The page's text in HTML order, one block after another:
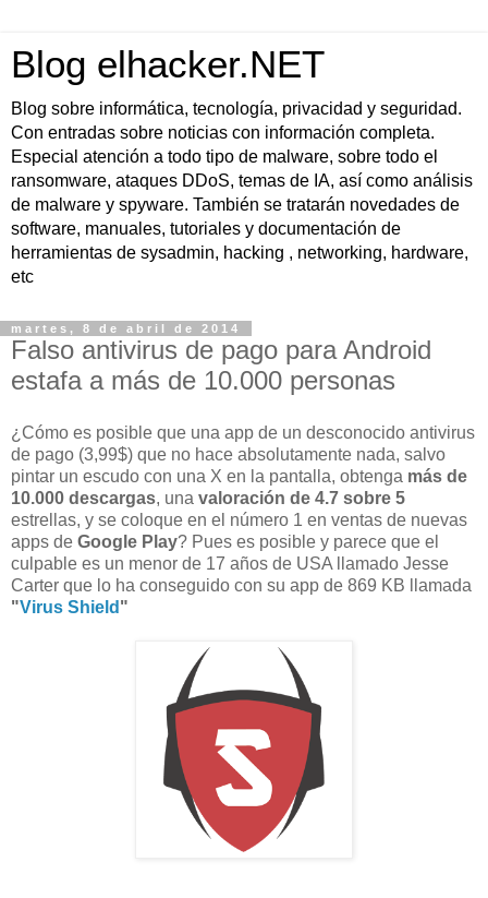
Blog elhacker.NET
Blog sobre informática, tecnología, privacidad y seguridad.
Con entradas sobre noticias con información completa.
Especial atención a todo tipo de malware, sobre todo el
ransomware, ataques DDoS, temas de IA, así como análisis
de malware y spyware. También se tratarán novedades de
software, manuales, tutoriales y documentación de
herramientas de sysadmin, hacking , networking, hardware,
etc
martes, 8 de abril de 2014
Falso antivirus de pago para Android
estafa a más de 10.000 personas
¿Cómo es posible que una app de un desconocido antivirus
de pago (3,99$) que no hace absolutamente nada, salvo
pintar un escudo con una X en la pantalla, obtenga más de
10.000 descargas, una valoración de 4.7 sobre 5
estrellas, y se coloque en el número 1 en ventas de nuevas
apps de Google Play? Pues es posible y parece que el
culpable es un menor de 17 años de USA llamado Jesse
Carter que lo ha conseguido con su app de 869 KB llamada
"Virus Shield "